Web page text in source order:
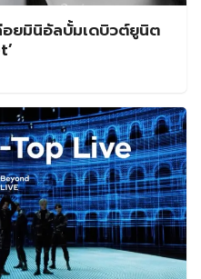
ยมินิอัลบั้มเดบิวต์ยูนิต